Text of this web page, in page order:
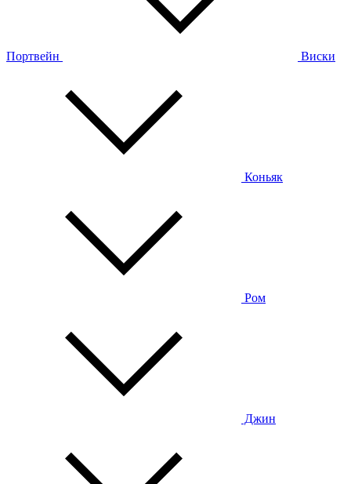
Портвейн Виски
Коньяк
Ром
Джин